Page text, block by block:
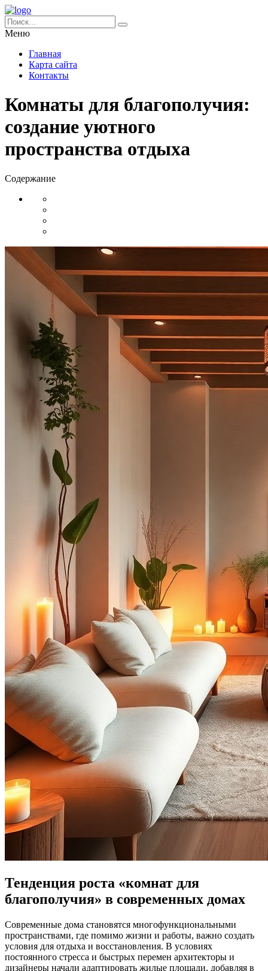
Меню
Главная
Карта сайта
Контакты
Комнаты для благополучия:
создание уютного
пространства отдыха
Содержание
Тенденция роста «комнат для
благополучия» в современных домах
Современные дома становятся многофункциональными
пространствами, где помимо жизни и работы, важно создать
условия для отдыха и восстановления. В условиях
постоянного стресса и быстрых перемен архитекторы и
дизайнеры начали адаптировать жилые площади, добавляя в